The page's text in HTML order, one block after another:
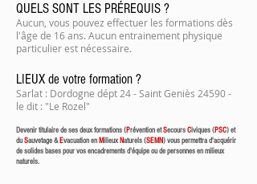
QUELS SONT LES PRÉREQUIS ?
Aucun, vous pouvez effectuer les formations dès
l'âge de 16 ans. Aucun entrainement physique
particulier est nécessaire.
LIEUX de votre formation ?
Sarlat : Dordogne dépt 24 - Saint Geniès 24590 -
le dit : "Le Rozel"
Devenir titulaire de ses deux formations (Prévention etSecoursCiviques(PSC) et
duSauvetage &Evacuation enMilieuxNaturels (SEMN) vous permettra d'acquérir
de solides bases pour vos encadrements d'équipe ou de personnes en milieux
naturels.